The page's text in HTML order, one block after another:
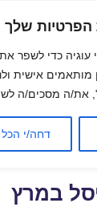
הפרטיות שלך
כדי לשפר
מותאמים אישית
את/ה מסכים/ה
דחה/י הכל
בפסח
במרץ